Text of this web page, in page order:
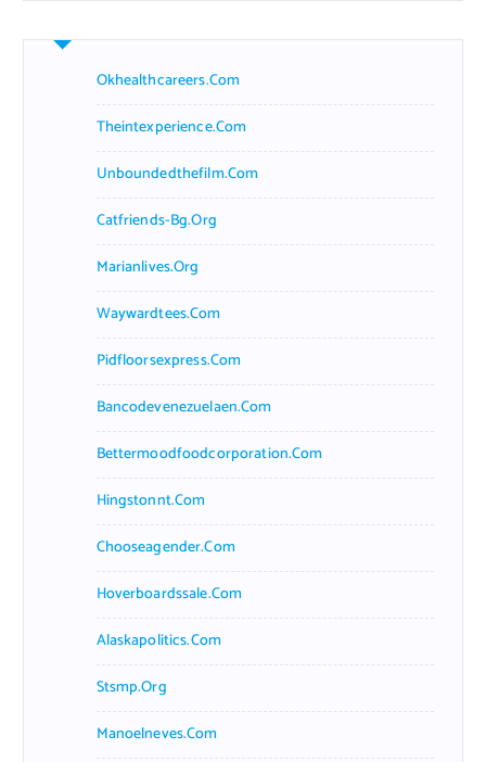
Okhealthcareers.com
Theintexperience.com
Unboundedthefilm.com
Catfriends-Bg.org
Marianlives.org
Waywardtees.com
Pidfloorsexpress.com
Bancodevenezuelaen.com
Bettermoodfoodcorporation.com
Hingstonnt.com
Chooseagender.com
Hoverboardssale.com
Alaskapolitics.com
Stsmp.org
Manoelneves.com